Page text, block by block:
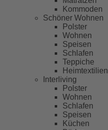
Kommoden
Schöner Wohnen
Polster
Wohnen
Speisen
Schlafen
Teppiche
Heimtextilien
Interliving
Polster
Wohnen
Schlafen
Speisen
Küchen